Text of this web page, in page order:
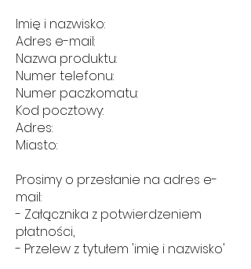
Imię i nazwisko:
Adres e-mail:
Nazwa produktu:
Numer telefonu:
Numer paczkomatu:
Kod pocztowy:
Adres:
Miasto:
Prosimy o przesłanie na adres e-
mail:
- Załącznika z potwierdzeniem
płatności,
- Przelew z tytułem 'imię i nazwisko'